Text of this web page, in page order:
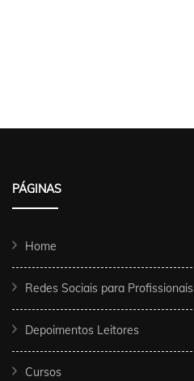
PÁGINAS
Home
Redes Sociais para Profissionais
Depoimentos Leitores
Cursos